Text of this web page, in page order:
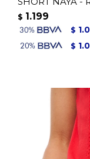
$ 1.199
$
$